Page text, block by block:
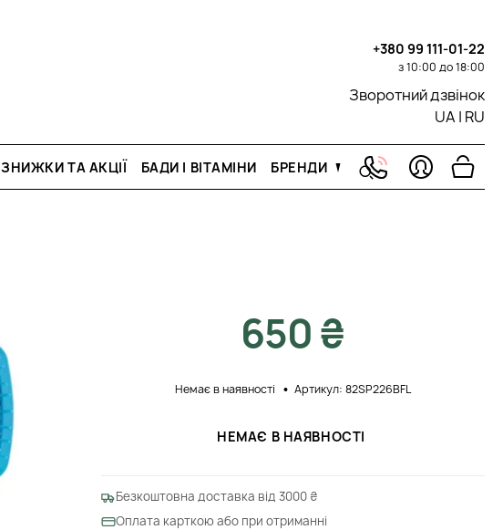
+380 99 111-01-22
з 10:00 до 18:00
Зворотний дзвінок
UA | RU
ЗНИЖКИ ТА АКЦІЇ БАДИ І ВІТАМІНИ БРЕНДИ
650 ₴
Немає в наявності Артикул: 82SP226BFL
НЕМАЄ В НАЯВНОСТІ
Безкоштовна доставка від 3000 ₴
Оплата карткою або при отриманні